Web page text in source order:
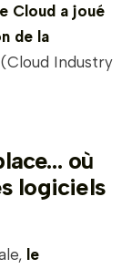
Cloud a joué
de la
(Cloud Industry
où
logiciels
le